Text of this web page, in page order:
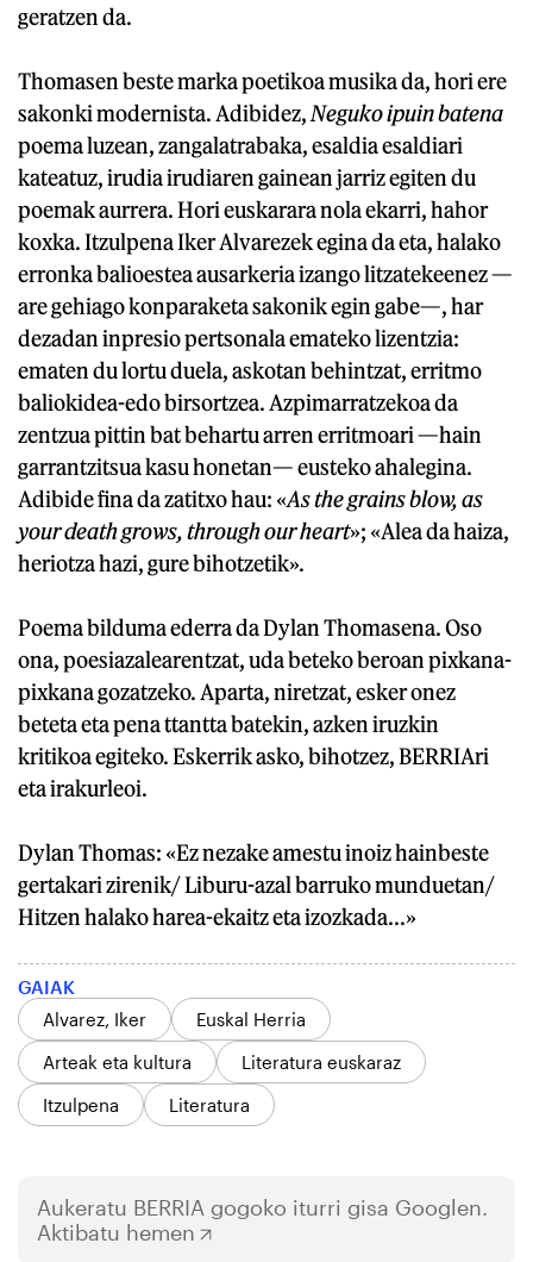
geratzen da.
Thomasen beste marka poetikoa musika da, hori ere
sakonki modernista. Adibidez, Neguko ipuin batena
poema luzean, zangalatrabaka, esaldia esaldiari
kateatuz, irudia irudiaren gainean jarriz egiten du
poemak aurrera. Hori euskarara nola ekarri, hahor
koxka. Itzulpena Iker Alvarezek egina da eta, halako
erronka balioestea ausarkeria izango litzatekeenez —
are gehiago konparaketa sakonik egin gabe—, har
dezadan inpresio pertsonala emateko lizentzia:
ematen du lortu duela, askotan behintzat, erritmo
baliokidea-edo birsortzea. Azpimarratzekoa da
zentzua pittin bat behartu arren erritmoari —hain
garrantzitsua kasu honetan— eusteko ahalegina.
Adibide fina da zatitxo hau: «As the grains blow, as
your death grows, through our heart»; «Alea da haiza,
heriotza hazi, gure bihotzetik».
Poema bilduma ederra da Dylan Thomasena. Oso
ona, poesiazalearentzat, uda beteko beroan pixkana-
pixkana gozatzeko. Aparta, niretzat, esker onez
beteta eta pena ttantta batekin, azken iruzkin
kritikoa egiteko. Eskerrik asko, bihotzez, BERRIAri
eta irakurleoi.
Dylan Thomas: «Ez nezake amestu inoiz hainbeste
gertakari zirenik/ Liburu-azal barruko munduetan/
Hitzen halako harea-ekaitz eta izozkada...»
GAIAK
Alvarez, Iker
Euskal Herria
Arteak eta kultura
Literatura euskaraz
Itzulpena
Literatura
Aukeratu BERRIA gogoko iturri gisa Googlen.
Aktibatu hemen